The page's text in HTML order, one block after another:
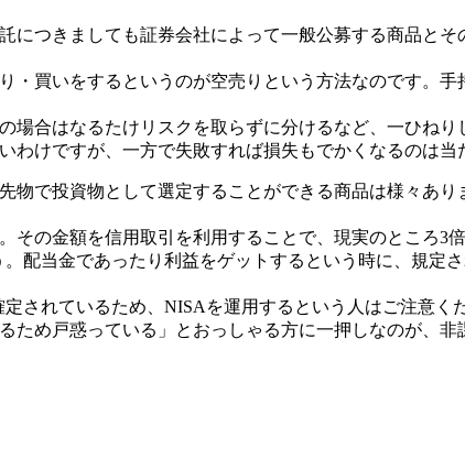
つきましても証券会社によって一般公募する商品と
買いをするというのが空売りという方法なのです。
合はなるたけリスクを取らずに分けるなど、一ひねり
けですが、一方で失敗すれば損失もでかくなるのは当
で投資物として選定することができる商品は様々あ
の金額を信用取引を利用することで、現実のところ3
配当金であったり利益をゲットするという時に、規定
されているため、NISAを運用するという人はご注意く
ため戸惑っている」とおっしゃる方に一押しなのが、